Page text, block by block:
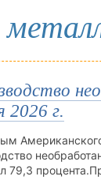
2026 г.
79,3